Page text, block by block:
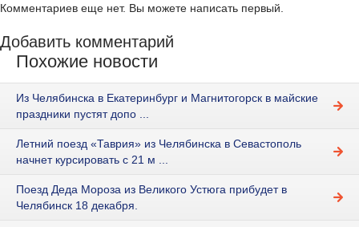
Комментариев еще нет. Вы можете написать первый.
Добавить комментарий
Похожие новости
Из Челябинска в Екатеринбург и Магнитогорск в майские
праздники пустят допо ...
Летний поезд «Таврия» из Челябинска в Севастополь
начнет курсировать с 21 м ...
Поезд Деда Мороза из Великого Устюга прибудет в
Челябинск 18 декабря.